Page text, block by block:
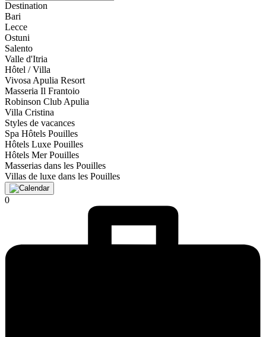
Destination
Bari
Lecce
Ostuni
Salento
Valle d'Itria
Hôtel / Villa
Vivosa Apulia Resort
Masseria Il Frantoio
Robinson Club Apulia
Villa Cristina
Styles de vacances
Spa Hôtels Pouilles
Hôtels Luxe Pouilles
Hôtels Mer Pouilles
Masserias dans les Pouilles
Villas de luxe dans les Pouilles
0